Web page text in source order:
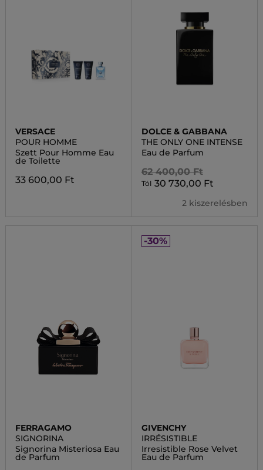
VERSACE
POUR HOMME
Szett Pour Homme Eau
de Toilette
33 600,00 Ft
DOLCE & GABBANA
THE ONLY ONE INTENSE
Eau de Parfum
62 400,00 Ft
Tól 30 730,00 Ft
2 kiszerelésben
FERRAGAMO
SIGNORINA
Signorina Misteriosa Eau
de Parfum
-30%
GIVENCHY
IRRÉSISTIBLE
Irresistible Rose Velvet
Eau de Parfum